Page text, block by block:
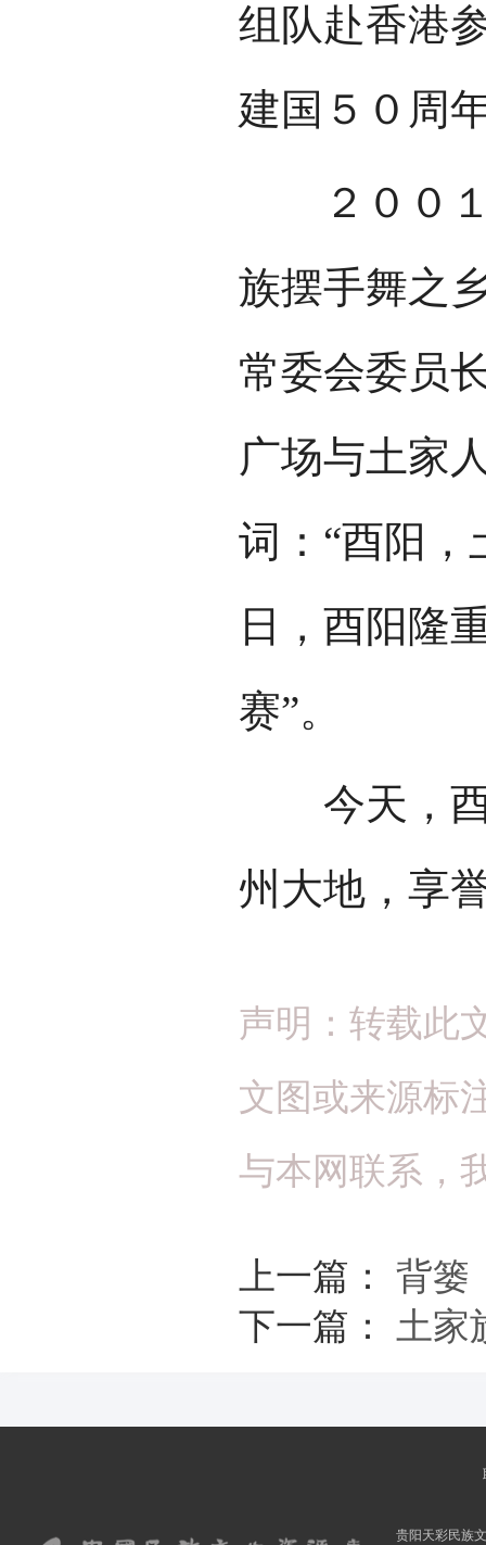
组队赴香港
建国５０周
２００１
族摆手舞之
常委会委员
广场与土家
词：“酉阳，
日，酉阳隆
赛”。
今天，酉
州大地，享
声明：转载此
文图或来源标
与本网联系，
上一篇： 背篓
下一篇： 土家
贵阳天彩民族